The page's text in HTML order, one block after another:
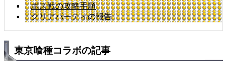
ボス戦の攻略手順
クリアパーティの報告
東京喰種コラボの記事